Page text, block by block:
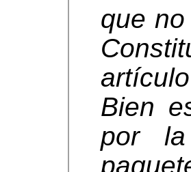
que
Bien
por